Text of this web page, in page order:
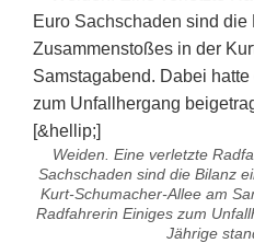
Weiden. Eine verletzte
Sachschaden sind die Bilanz
Kurt-Schumacher-Allee am
Radfahrerin Einiges zum
Jährige